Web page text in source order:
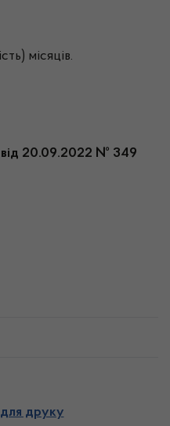
місяців.
від 20.09.2022 № 349
для друку